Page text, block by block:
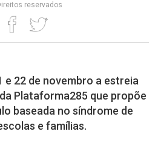
reservados
e 22 de novembro a estreia
Plataforma285 que propõe
baseada no síndrome de
e famílias.